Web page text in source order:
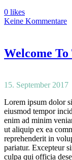
0 likes
Keine Kommentare
Welcome
15. September 2017
Lorem ipsum dolor
eiusmod tempor
enim ad minim
ut aliquip ex ea
reprehenderit in
pariatur. Excepteur
culpa qui officia